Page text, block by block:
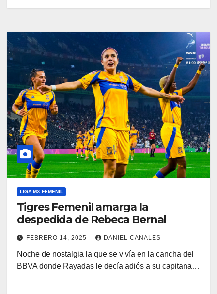
LIGA MX FEMENIL
Tigres Femenil amarga la
despedida de Rebeca Bernal
FEBRERO 14, 2025 DANIEL CANALES
Noche de nostalgia la que se vivía en la cancha del
BBVA donde Rayadas le decía adiós a su capitana…